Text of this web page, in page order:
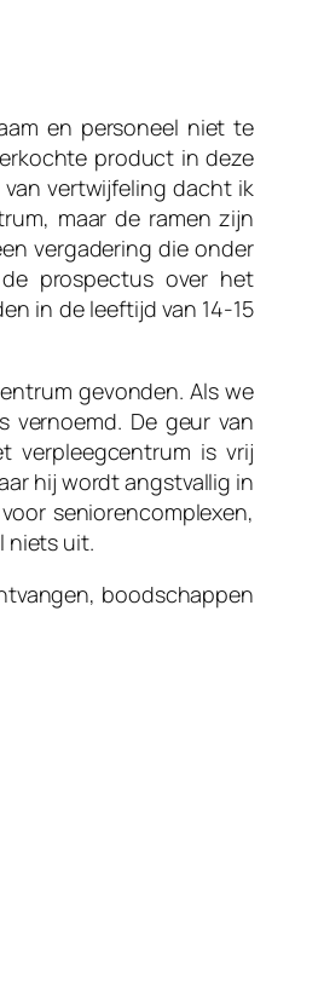
en personeel niet te
product in deze
vertwijfeling dacht ik
maar de ramen zijn
vergadering die onder
prospectus over het
in de leeftijd van 14-15
gevonden. Als we
vernoemd. De geur van
verpleegcentrum is vrij
hij wordt angstvallig in
seniorencomplexen,
niets uit.
boodschappen